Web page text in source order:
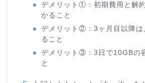
デメリット①：初期費用と解
かること
デメリット②：3ヶ月目以降
ること
デメリット③：3日で10GBの
と